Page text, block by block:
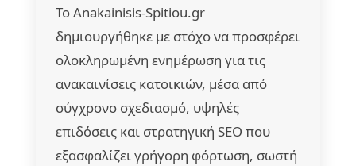
Το Anakainisis-Spitiou.gr
δημιουργήθηκε με στόχο να προσφέρει
ολοκληρωμένη ενημέρωση για τις
ανακαινίσεις κατοικιών, μέσα από
σύγχρονο σχεδιασμό, υψηλές
επιδόσεις και στρατηγική SEO που
εξασφαλίζει γρήγορη φόρτωση, σωστή